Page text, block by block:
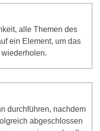
alle Themen des
ein Element, um das
durchführen, nachdem
abgeschlossen